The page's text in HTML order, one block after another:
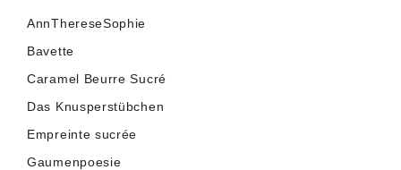
AnnThereseSophie
Bavette
Caramel Beurre Sucré
Das Knusperstübchen
Empreinte sucrée
Gaumenpoesie